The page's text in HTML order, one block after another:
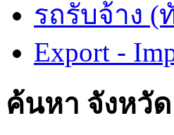
รถรับจ้าง (
Export -
ค้นหา จังหวัด